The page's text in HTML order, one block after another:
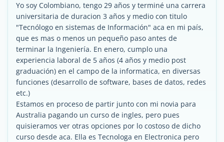
Yo soy Colombiano, tengo 29 años y terminé una carrera
universitaria de duracion 3 años y medio con titulo
"Tecnólogo en sistemas de Información" aca en mi país,
que es mas o menos un pequeño paso antes de
terminar la Ingeniería. En enero, cumplo una
experiencia laboral de 5 años (4 años y medio post
graduación) en el campo de la informatica, en diversas
funciones (desarrollo de software, bases de datos, redes
etc.)
Estamos en proceso de partir junto con mi novia para
Australia pagando un curso de ingles, pero pues
quisieramos ver otras opciones por lo costoso de dicho
curso desde aca. Ella es Tecnologa en Electronica pero